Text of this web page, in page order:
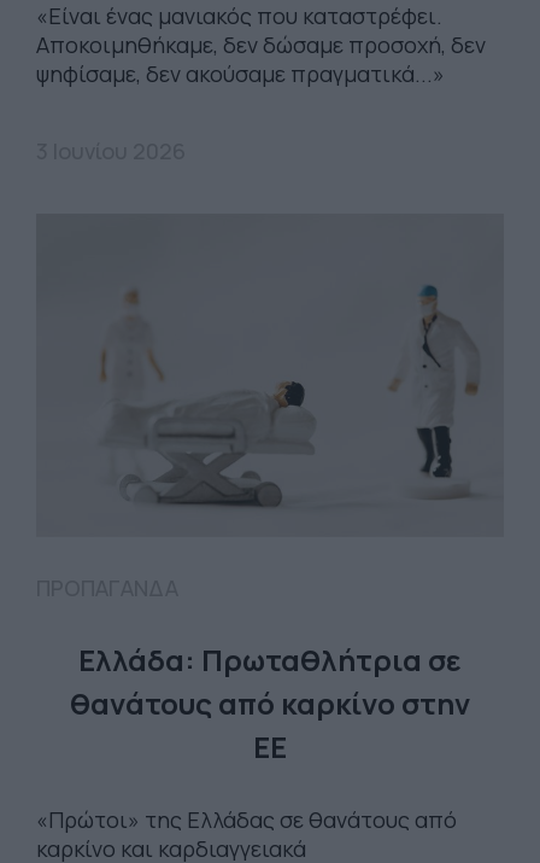
«Είναι ένας μανιακός που καταστρέφει.
Αποκοιμηθήκαμε, δεν δώσαμε προσοχή, δεν
ψηφίσαμε, δεν ακούσαμε πραγματικά...»
Ελλάδα: Πρωταθλήτρια σε
θανάτους από καρκίνο στην
ΕΕ
«Πρώτοι» της Ελλάδας σε θανάτους από
καρκίνο και καρδιαγγειακά